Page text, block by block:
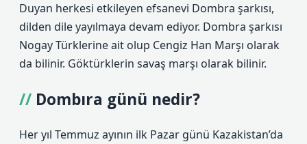
Duyan herkesi etkileyen efsanevi Dombra şarkısı,
dilden dile yayılmaya devam ediyor. Dombra şarkısı
Nogay Türklerine ait olup Cengiz Han Marşı olarak
da bilinir. Göktürklerin savaş marşı olarak bilinir.
Dombıra günü nedir?
Her yıl Temmuz ayının ilk Pazar günü Kazakistan’da